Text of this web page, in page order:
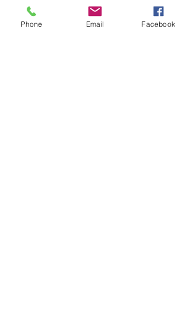
votre propre énergie créatrice.
La manifestation consciente est la
Phone Email Facebook